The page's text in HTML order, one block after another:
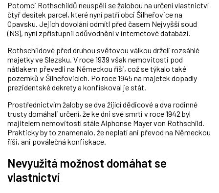
Potomci Rothschildů neuspěli se žalobou na určení vlastnictví
čtyř desítek parcel, které nyní patří obci Šilheřovice na
Opavsku. Jejich dovolání odmítl před časem Nejvyšší soud
(NS), nyní zpřístupnil odůvodnění v internetové databázi.
Rothschildové před druhou světovou válkou drželi rozsáhlé
majetky ve Slezsku. V roce 1939 však nemovitosti pod
nátlakem převedli na Německou říši, což se týkalo také
pozemků v Šilheřovicích. Po roce 1945 na majetek dopadly
prezidentské dekrety a konfiskoval je stát.
Prostřednictvím žaloby se dva žijící dědicové a dva rodinné
trusty domáhali určení, že ke dni své smrti v roce 1942 byl
majitelem nemovitostí stále Alphonse Mayer von Rothschild.
Prakticky by to znamenalo, že neplatí ani převod na Německou
říši, ani poválečná konfiskace.
Nevyužitá možnost domáhat se
vlastnictví